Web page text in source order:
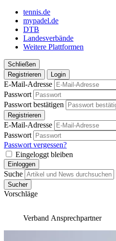
tennis.de
mypadel.de
DTB
Landesverbände
Weitere Plattformen
Schließen
Registrieren
Login
E-Mail-Adresse
Passwort
Passwort bestätigen
Registrieren
E-Mail-Adresse
Passwort
Passwort vergessen?
Eingeloggt bleiben
Einloggen
Suche
Sucher
Vorschläge
Verband Ansprechpartner